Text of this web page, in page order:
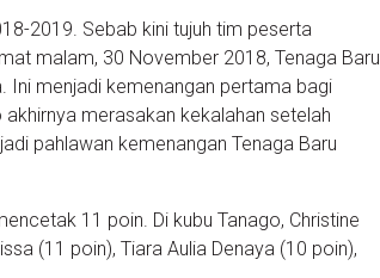
2019. Sebab kini tujuh tim peserta
malam, 30 November 2018, Tenaga Baru
Ini menjadi kemenangan pertama bagi
merasakan kekalahan setelah
pahlawan kemenangan Tenaga Baru
11 poin. Di kubu Tanago, Christine
(11 poin), Tiara Aulia Denaya (10 poin),